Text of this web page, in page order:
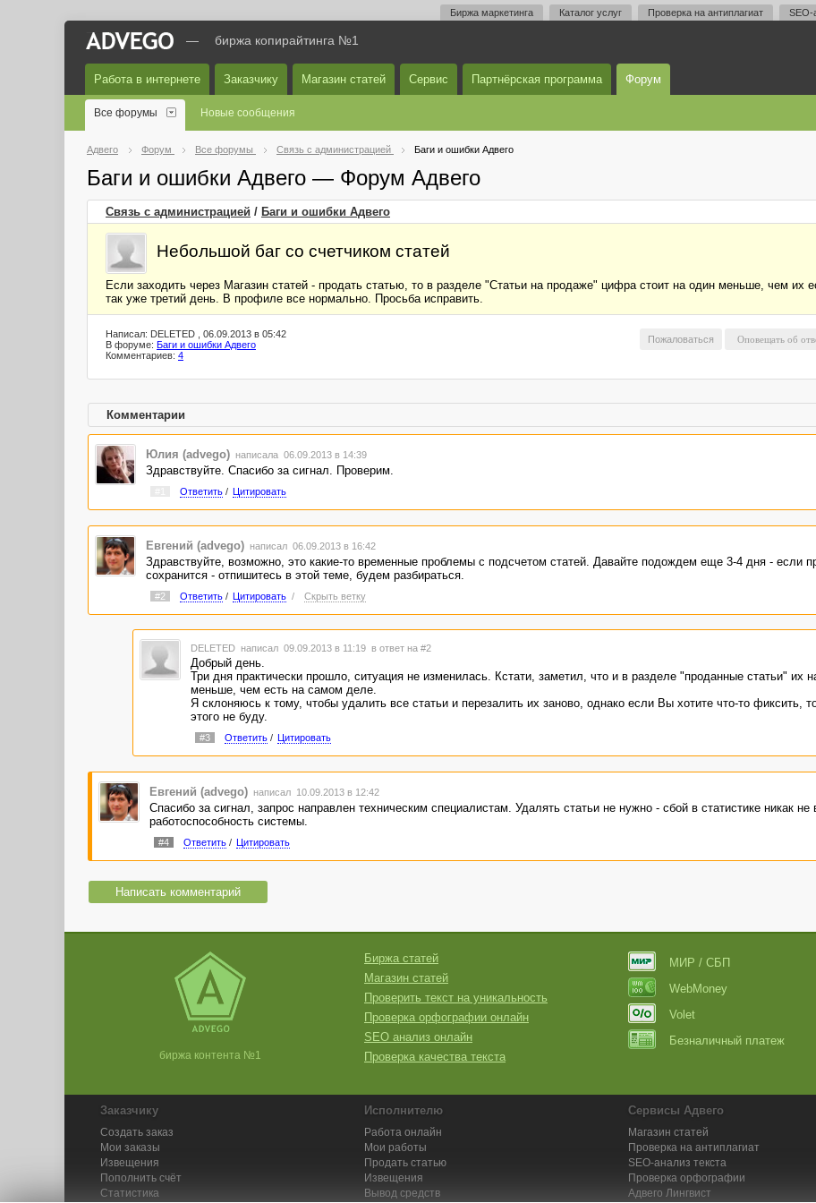
Биржа маркетинга Каталог услуг Проверка на антиплагиат SEO-
— биржа копирайтинга №1
Работа в интернете Заказчику Магазин статей Сервис Партнёрская программа Форум
Все форумы Новые сообщения
Адвего Форум Все форумы Связь с администрацией Баги и ошибки Адвего
Баги и ошибки Адвего — Форум Адвего
Связь с администрацией / Баги и ошибки Адвего
Небольшой баг со счетчиком статей
Если заходить через Магазин статей - продать статью, то в разделе "Статьи на продаже" цифра стоит на один меньше, чем
так уже третий день. В профиле все нормально. Просьба исправить.
Пожаловаться
Написал: DELETED , 06.09.2013 в 05:42
В форуме: Баги и ошибки Адвего
Комментариев: 4
Комментарии
Юлия (advego) написала 06.09.2013 в 14:39
Здравствуйте. Спасибо за сигнал. Проверим.
Ответить/ Цитировать
Евгений (advego) написал 06.09.2013 в 16:42
Здравствуйте, возможно, это какие-то временные проблемы с подсчетом статей. Давайте подождем еще 3-4 дня - если
сохранится - отпишитесь в этой теме, будем разбираться.
#2 Ответить/ Цитировать / Скрыть ветку
DELETED написал 09.09.2013 в 11:19 в ответ на #2
Добрый день.
Три дня практически прошло, ситуация не изменилась. Кстати, заметил, что и в разделе "проданные статьи" их
меньше, чем есть на самом деле.
Я склоняюсь к тому, чтобы удалить все статьи и перезалить их заново, однако если Вы хотите что-то фиксить,
этого не буду.
#3 Ответить/ Цитировать
Евгений (advego) написал 10.09.2013 в 12:42
Спасибо за сигнал, запрос направлен техническим специалистам. Удалять статьи не нужно - сбой в статистике никак не
работоспособность системы.
#4 Ответить/ Цитировать
Написать комментарий
биржа контента №1
Биржа статей
Магазин статей
Проверить текст на уникальность
Проверка орфографии онлайн
SEO анализ онлайн
Проверка качества текста
МИР / СБП
WebMoney
Volet
Безналичный платеж
Заказчику
Создать заказ
Мои заказы
Извещения
Пополнить счёт
Статистика
Исполнителю
Работа онлайн
Мои работы
Продать статью
Извещения
Вывод средств
Сервисы Адвего
Магазин статей
Проверка на антиплагиат
SEO-анализ текста
Проверка орфографии
Адвего Лингвист